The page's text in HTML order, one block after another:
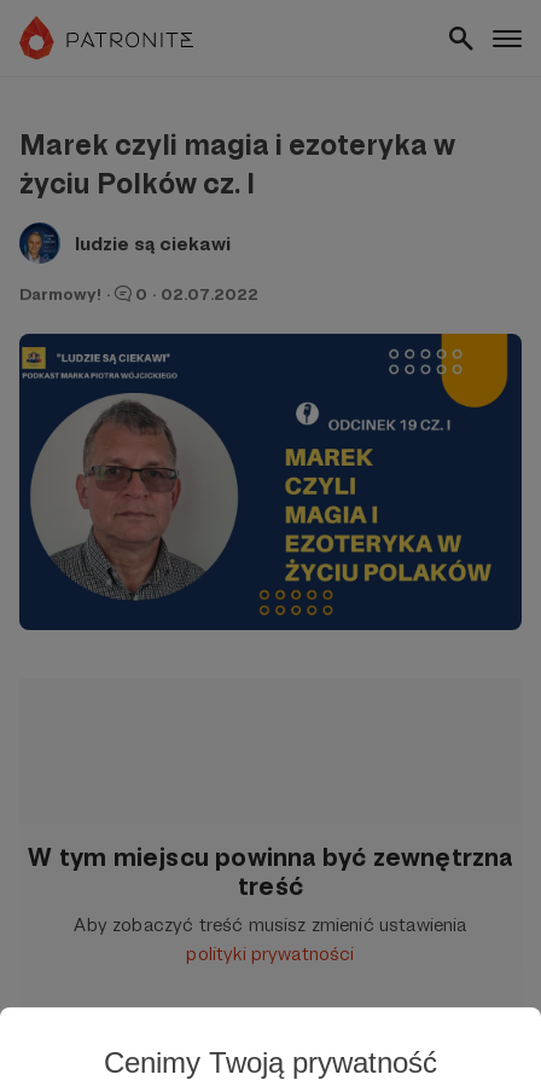
Cenimy Twoją prywatność
Marek czyli magia i ezoteryka w
życiu Polków cz. I
ludzie są ciekawi
Darmowy! · 0 · 02.07.2022
W tym miejscu powinna być zewnętrzna
treść
Aby zobaczyć treść musisz zmienić ustawienia
polityki prywatności